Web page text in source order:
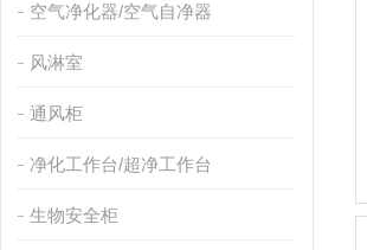
空气净化器/空气自净器
风淋室
通风柜
净化工作台/超净工作台
生物安全柜